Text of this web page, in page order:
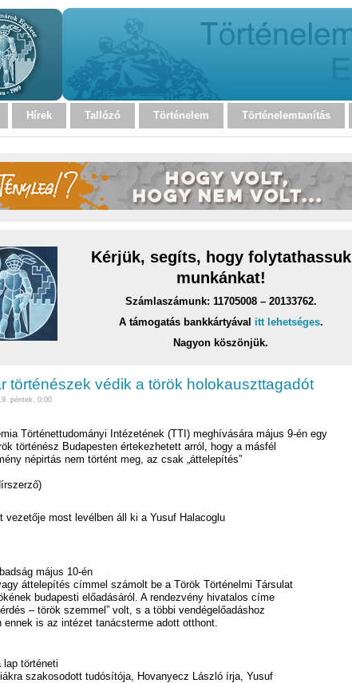
Hírek Tallózó Történelem Történelemtanítás
Kérjük, segíts, hogy folytathassuk
munkánkat!
Számlaszámunk: 11705008 – 20133762.
A támogatás bankkártyával itt lehetséges.
Nagyon köszönjük.
történészek védik a török holokauszttagadót
péntek, 0:00
Történettudományi Intézetének (TTI) meghívására május 9-én egy
történész Budapesten értekezhetett arról, hogy a másfél
népirtás nem történt meg, az csak „áttelepítés”
vezetője most levélben áll ki a Yusuf Halacoglu
május 10-én
áttelepítés címmel számolt be a Török Történelmi Társulat
budapesti előadásáról. A rendezvény hivatalos címe
– török szemmel” volt, s a többi vendégelőadáshoz
ennek is az intézet tanácsterme adott otthont.
lap történeti
szakosodott tudósítója, Hovanyecz László írja, Yusuf